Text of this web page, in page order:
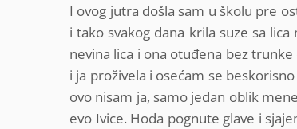
I ovog jutra došla sam u školu pre
i tako svakog dana krila suze sa
nevina lica i ona otuđena bez
i ja proživela i osećam se
ovo nisam ja, samo jedan oblik
evo Ivice. Hoda pognute glave i